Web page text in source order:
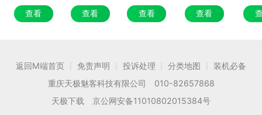
查看
查看
查看
查看
返回M端首页 免责声明 投诉处理 分类地图
装机必备
重庆天极魅客科技有限公司 010-82657868
天极下载 京公网安备11010802015384号